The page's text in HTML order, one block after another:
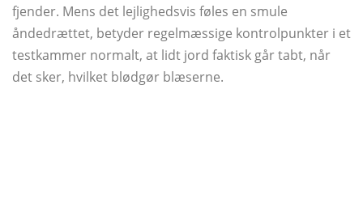
fjender. Mens det lejlighedsvis føles en smule
åndedrættet, betyder regelmæssige kontrolpunkter i et
testkammer normalt, at lidt jord faktisk går tabt, når
det sker, hvilket blødgør blæserne.